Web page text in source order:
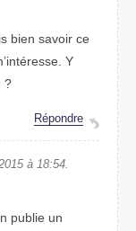
bien savoir ce
Y
?
Répondre
à 18:54.
publie un